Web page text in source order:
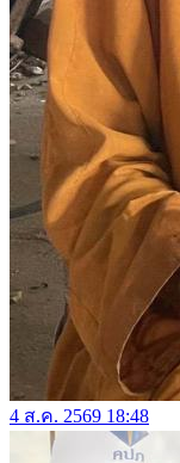
4 ส.ค. 2569 18:48